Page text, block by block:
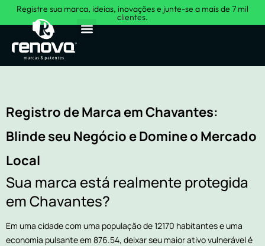
Registre sua marca, ideias, inovações e junte-se a mais de 7 mil
clientes.
Registro de Marca em Chavantes:
Blinde seu Negócio e Domine o Mercado
Local
Sua marca está realmente protegida
em Chavantes?
Em uma cidade com uma população de 12170 habitantes e uma
economia pulsante em 876.54, deixar seu maior ativo vulnerável é